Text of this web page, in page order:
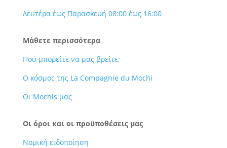
Δευτέρα έως Παρασκευή 08:00 έως 16:00
Μάθετε περισσότερα
Πού μπορείτε να μας βρείτε;
Ο κόσμος της La Compagnie du Mochi
Οι Mochis μας
Οι όροι και οι προϋποθέσεις μας
Νομική ειδοποίηση